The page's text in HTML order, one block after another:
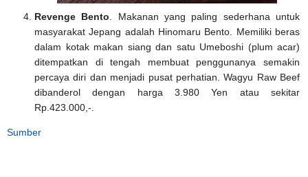
Revenge Bento . Makanan yang paling sederhana untuk
masyarakat Jepang adalah Hinomaru Bento. Memiliki beras
dalam kotak makan siang dan satu Umeboshi (plum acar)
ditempatkan di tengah membuat penggunanya semakin
percaya diri dan menjadi pusat perhatian. Wagyu Raw Beef
dibanderol dengan harga 3.980 Yen atau sekitar
Rp.423.000,-.
Sumber